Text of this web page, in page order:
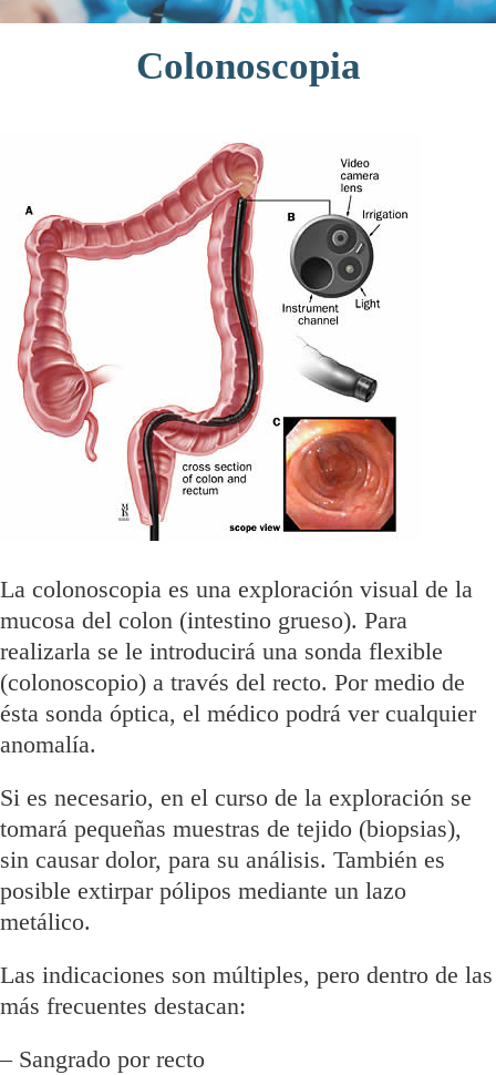
English
Colonoscopia
La colonoscopia es una exploración visual de la
mucosa del colon (intestino grueso). Para
realizarla se le introducirá una sonda flexible
(colonoscopio) a través del recto. Por medio de
ésta sonda óptica, el médico podrá ver cualquier
anomalía.
Si es necesario, en el curso de la exploración se
tomará pequeñas muestras de tejido (biopsias),
sin causar dolor, para su análisis. También es
posible extirpar pólipos mediante un lazo
metálico.
Las indicaciones son múltiples, pero dentro de las
más frecuentes destacan:
– Sangrado por recto